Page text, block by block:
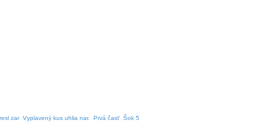
zar Vyplavený kus uhlia nar. Prvá časť Šok 5